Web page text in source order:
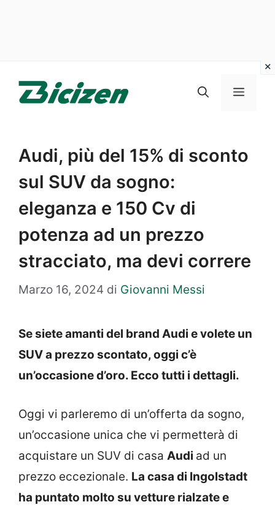
Menu
Audi, più del 15% di sconto
sul SUV da sogno:
eleganza e 150 Cv di
potenza ad un prezzo
stracciato, ma devi correre
Marzo 16, 2024 di Giovanni Messi
Se siete amanti del brand Audi e volete un
SUV a prezzo scontato, oggi c’è
un’occasione d’oro. Ecco tutti i dettagli.
Oggi vi parleremo di un’offerta da sogno,
un’occasione unica che vi permetterà di
acquistare un SUV di casa Audi ad un
prezzo eccezionale. La casa di Ingolstadt
ha puntato molto su vetture rialzate e